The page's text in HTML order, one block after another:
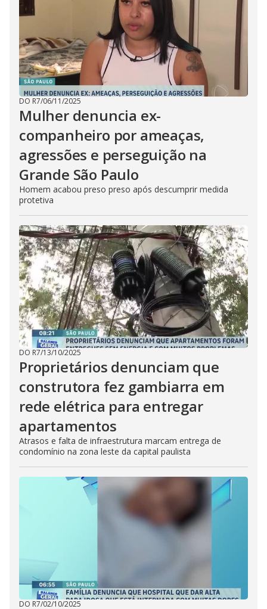
DO R7/06/11/2025
Mulher denuncia ex-
companheiro por ameaças,
agressões e perseguição na
Grande São Paulo
Homem acabou preso preso após descumprir medida
protetiva
DO R7/13/10/2025
Proprietários denunciam que
construtora fez gambiarra em
rede elétrica para entregar
apartamentos
Atrasos e falta de infraestrutura marcam entrega de
condomínio na zona leste da capital paulista
DO R7/02/10/2025